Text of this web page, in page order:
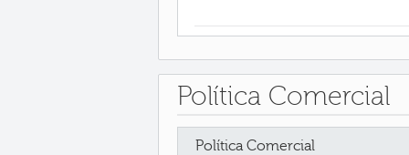
Política Comercial
Política Comercial